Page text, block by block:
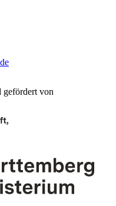
von